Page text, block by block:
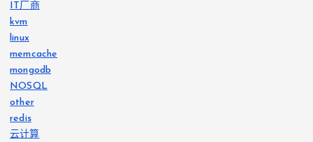
IT厂商
kvm
linux
memcache
mongodb
NOSQL
other
redis
云计算